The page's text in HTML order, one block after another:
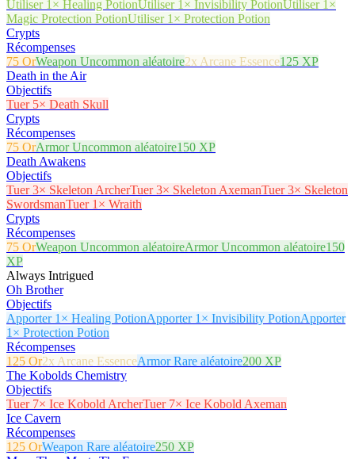
Utiliser 1× Healing PotionUtiliser 1× Invisibility PotionUtiliser 1×
Magic Protection PotionUtiliser 1× Protection Potion
Crypts
Récompenses
75 OrWeapon Uncommon aléatoire2x Arcane Essence125 XP
Death in the Air
Objectifs
Tuer 5× Death Skull
Crypts
Récompenses
75 OrArmor Uncommon aléatoire150 XP
Death Awakens
Objectifs
Tuer 3× Skeleton ArcherTuer 3× Skeleton AxemanTuer 3× Skeleton
SwordsmanTuer 1× Wraith
Crypts
Récompenses
75 OrWeapon Uncommon aléatoireArmor Uncommon aléatoire150
XP
Always Intrigued
Oh Brother
Objectifs
Apporter 1× Healing PotionApporter 1× Invisibility PotionApporter
1× Protection Potion
Récompenses
125 Or2x Arcane EssenceArmor Rare aléatoire200 XP
The Kobolds Chemistry
Objectifs
Tuer 7× Ice Kobold ArcherTuer 7× Ice Kobold Axeman
Ice Cavern
Récompenses
125 OrWeapon Rare aléatoire250 XP